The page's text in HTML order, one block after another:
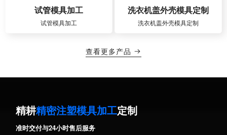
试管模具加工
试管模具加工
洗衣机盖外壳模具定制
洗衣机盖外壳模具定制
查看更多产品 
精耕精密注塑模具加工定制
准时交付与24小时售后服务